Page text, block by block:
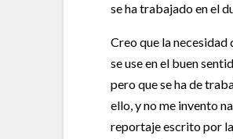
se ha trabajado en el
Creo que la necesidad
se use en el buen
pero que se ha de
ello, y no me invento
reportaje escrito por